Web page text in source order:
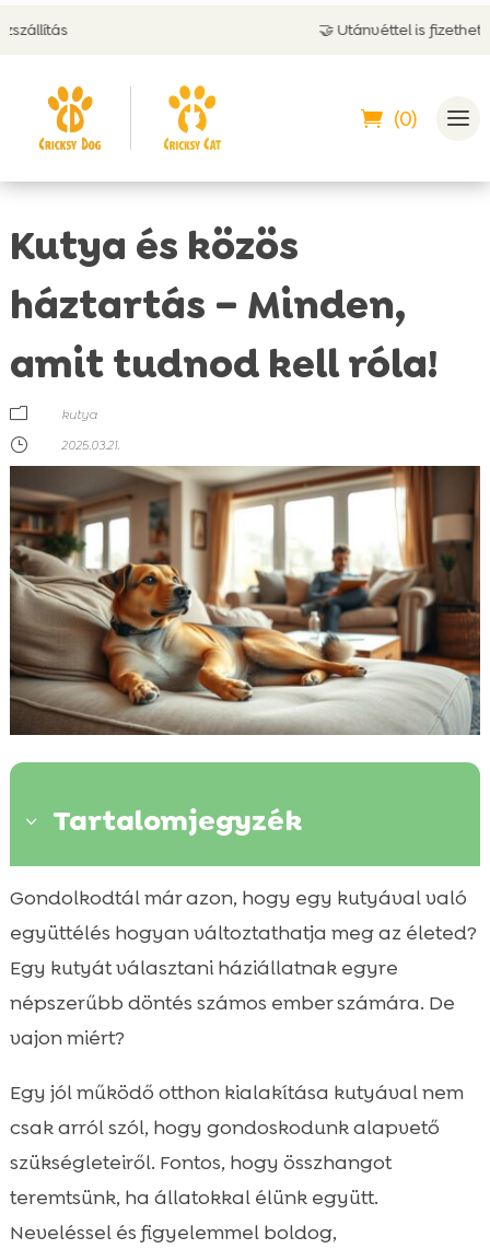
🤝 Utánvéttel is fizethetsz
(0)
Kutya és közös
háztartás – Minden,
amit tudnod kell róla!
m
kutya
}
2025.03.21.
3 Tartalomjegyzék
 Miért jó együtt lakni a kutyával?
 Kutyabarát otthon megteremtése
 Alapvető kutyatartási tippek
 Kutyás életmód előnyei
Kutya barát lakás berendezése
 Tippek a kutya és közös háztartás
harmonikus együttéléséhez
 Kutyatartás tanácsok kezdőknek
 Kutya egészség és ápolás
 Kedvenc kutyaeledeleink: CricksyDog
Gondolkodtál már azon, hogy egy kutyával való
együttélés hogyan változtathatja meg az életed?
Egy kutyát választani háziállatnak egyre
népszerűbb döntés számos ember számára. De
vajon miért?
Egy jól működő otthon kialakítása kutyával nem
csak arról szól, hogy gondoskodunk alapvető
szükségleteiről. Fontos, hogy összhangot
teremtsünk, ha állatokkal élünk együtt.
Neveléssel és figyelemmel boldog,